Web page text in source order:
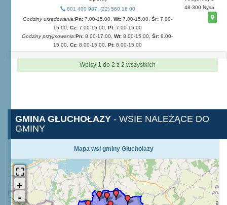
801 400 987, (22) 560 16 00
Godziny urzędowania:Pn:7.00-15.00, Wt:7.00-15.00, Śr:7.00-
15.00, Cz:7.00-15.00, Pt:7.00-15.00
Godziny przyjmowania:Pn: 8.00-17.00, Wt: 8.00-15.00, Śr: 8.00-
15.00, Cz:8.00-15.00, Pt:8.00-15.00
48-300 Nysa
Wpisy 1 do 2 z 2 wszystkich
GMINA GŁUCHOŁAZY - WSIE NALEŻĄCE DO
GMINY
Mapa wsi gminy Głuchołazy